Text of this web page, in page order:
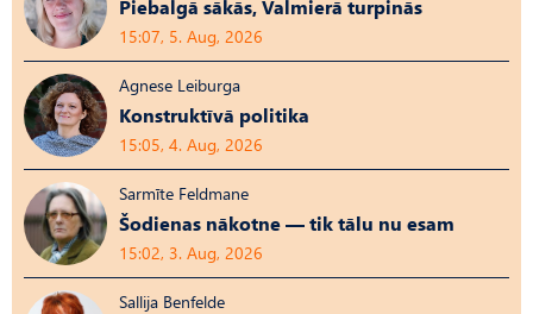
Piebalgā sākās, Valmierā turpinās
15:07, 5. Aug, 2026
Agnese Leiburga
Konstruktīvā politika
15:05, 4. Aug, 2026
Sarmīte Feldmane
Šodienas nākotne — tik tālu nu esam
15:02, 3. Aug, 2026
Sallija Benfelde